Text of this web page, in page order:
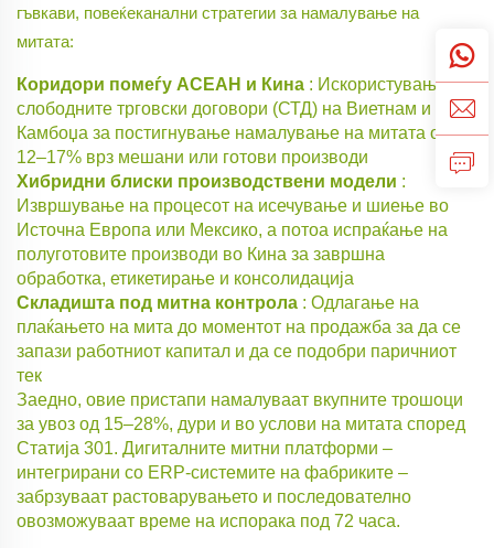
гъвкави, повеќеканални стратегии за намалување на
митата:
Коридори помеѓу АСЕАН и Кина : Искористување на
слободните трговски договори (СТД) на Виетнам и
Камбоџа за постигнување намалување на митата од
12–17% врз мешани или готови производи
Хибридни блиски производствени модели :
Извршување на процесот на исечување и шиење во
Источна Европа или Мексико, а потоа испраќање на
полуготовите производи во Кина за завршна
обработка, етикетирање и консолидација
Складишта под митна контрола : Одлагање на
плаќањето на мита до моментот на продажба за да се
запази работниот капитал и да се подобри паричниот
тек
Заедно, овие пристапи намалуваат вкупните трошоци
за увоз од 15–28%, дури и во услови на митата според
Статија 301. Дигиталните митни платформи –
интегрирани со ERP-системите на фабриките –
забрзуваат растоварувањето и последователно
овозможуваат време на испорака под 72 часа.